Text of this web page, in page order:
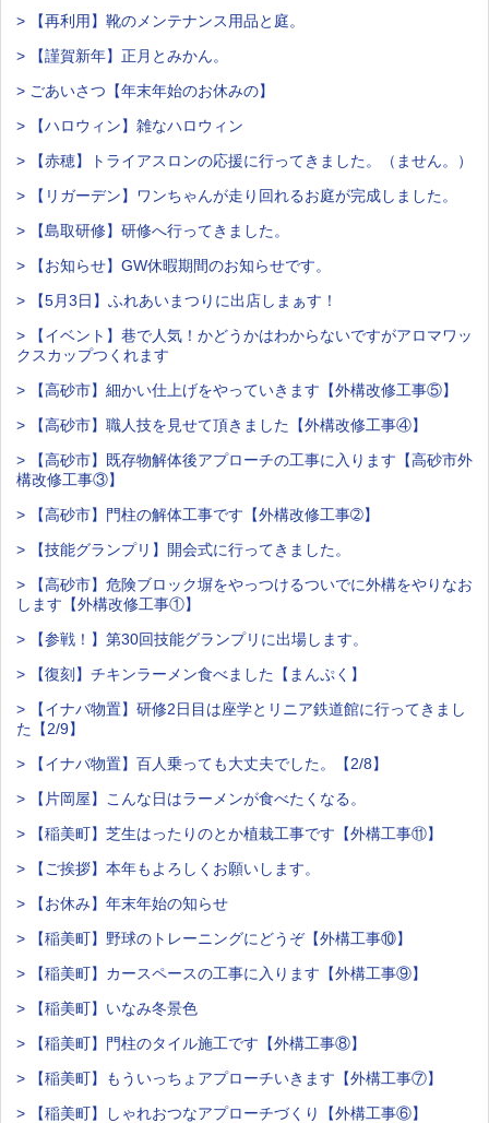
> 【再利用】靴のメンテナンス用品と庭。
> 【謹賀新年】正月とみかん。
> ごあいさつ【年末年始のお休みの】
> 【ハロウィン】雑なハロウィン
> 【赤穂】トライアスロンの応援に行ってきました。（ません。）
> 【リガーデン】ワンちゃんが走り回れるお庭が完成しました。
> 【島取研修】研修へ行ってきました。
> 【お知らせ】GW休暇期間のお知らせです。
> 【5月3日】ふれあいまつりに出店しまぁす！
> 【イベント】巷で人気！かどうかはわからないですがアロマワッ
クスカップつくれます
> 【高砂市】細かい仕上げをやっていきます【外構改修工事⑤】
> 【高砂市】職人技を見せて頂きました【外構改修工事④】
> 【高砂市】既存物解体後アプローチの工事に入ります【高砂市外
構改修工事③】
> 【高砂市】門柱の解体工事です【外構改修工事➁】
> 【技能グランプリ】開会式に行ってきました。
> 【高砂市】危険ブロック塀をやっつけるついでに外構をやりなお
します【外構改修工事①】
> 【参戦！】第30回技能グランプリに出場します。
> 【復刻】チキンラーメン食べました【まんぷく】
> 【イナバ物置】研修2日目は座学とリニア鉄道館に行ってきまし
た【2/9】
> 【イナバ物置】百人乗っても大丈夫でした。【2/8】
> 【片岡屋】こんな日はラーメンが食べたくなる。
> 【稲美町】芝生はったりのとか植栽工事です【外構工事⑪】
> 【ご挨拶】本年もよろしくお願いします。
> 【お休み】年末年始の知らせ
> 【稲美町】野球のトレーニングにどうぞ【外構工事⑩】
> 【稲美町】カースペースの工事に入ります【外構工事⑨】
> 【稲美町】いなみ冬景色
> 【稲美町】門柱のタイル施工です【外構工事⑧】
> 【稲美町】もういっちょアプローチいきます【外構工事⑦】
> 【稲美町】しゃれおつなアプローチづくり【外構工事⑥】